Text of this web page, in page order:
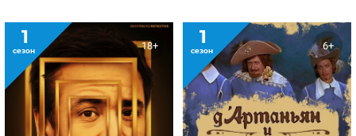
1
сезон 18+ 1
сезон 6+